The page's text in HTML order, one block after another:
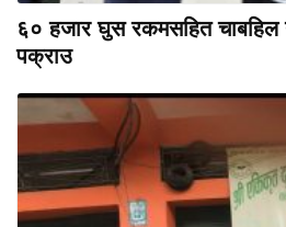
६० हजार घुस रकमसहित चाबहिल
पक्राउ